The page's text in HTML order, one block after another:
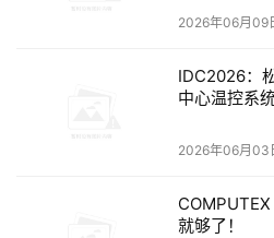
其在高并发、高可靠业务场景
● 以太彩光的核心差异在
到端可视。它既具备全光网
2026年06月09
IDC2026：
中心温控系
2026年06月03
就够了！